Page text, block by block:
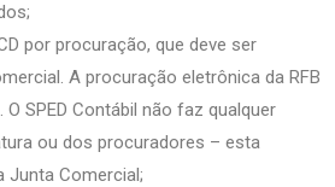
por procuração, que deve ser
A procuração eletrônica da RFB
SPED Contábil não faz qualquer
ou dos procuradores – esta
Junta Comercial;